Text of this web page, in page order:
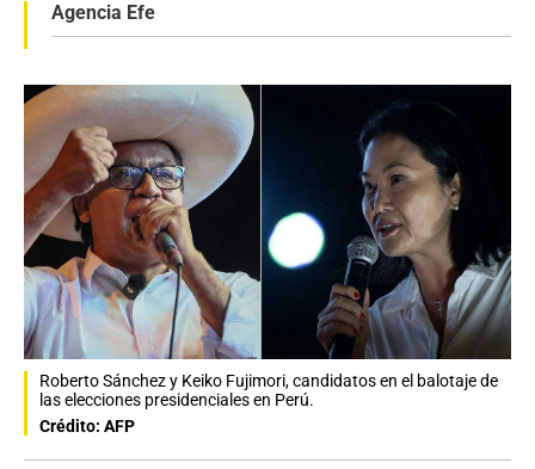
Agencia Efe
Roberto Sánchez y Keiko Fujimori, candidatos en el balotaje de
las elecciones presidenciales en Perú.
Crédito: AFP